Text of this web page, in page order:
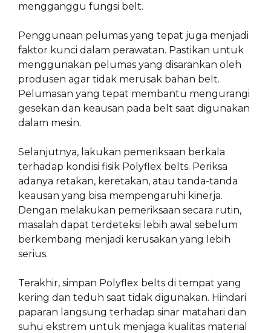
mengganggu fungsi belt.
Penggunaan pelumas yang tepat juga menjadi
faktor kunci dalam perawatan. Pastikan untuk
menggunakan pelumas yang disarankan oleh
produsen agar tidak merusak bahan belt.
Pelumasan yang tepat membantu mengurangi
gesekan dan keausan pada belt saat digunakan
dalam mesin.
Selanjutnya, lakukan pemeriksaan berkala
terhadap kondisi fisik Polyflex belts. Periksa
adanya retakan, keretakan, atau tanda-tanda
keausan yang bisa mempengaruhi kinerja.
Dengan melakukan pemeriksaan secara rutin,
masalah dapat terdeteksi lebih awal sebelum
berkembang menjadi kerusakan yang lebih
serius.
Terakhir, simpan Polyflex belts di tempat yang
kering dan teduh saat tidak digunakan. Hindari
paparan langsung terhadap sinar matahari dan
suhu ekstrem untuk menjaga kualitas material